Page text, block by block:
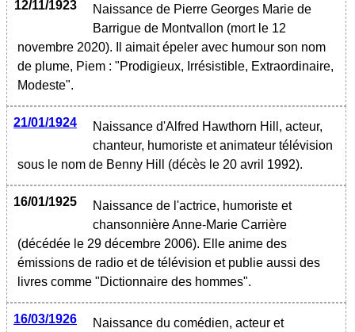
12/11/1923
Naissance de Pierre Georges Marie de
Barrigue de Montvallon (mort le 12
novembre 2020). Il aimait épeler avec humour son nom
de plume, Piem : "Prodigieux, Irrésistible, Extraordinaire,
Modeste".
21/01/1924
Naissance d'Alfred Hawthorn Hill, acteur,
chanteur, humoriste et animateur télévision
sous le nom de Benny Hill (décès le 20 avril 1992).
16/01/1925
Naissance de l'actrice, humoriste et
chansonnière Anne-Marie Carrière
(décédée le 29 décembre 2006). Elle anime des
émissions de radio et de télévision et publie aussi des
livres comme "Dictionnaire des hommes".
16/03/1926
Naissance du comédien, acteur et